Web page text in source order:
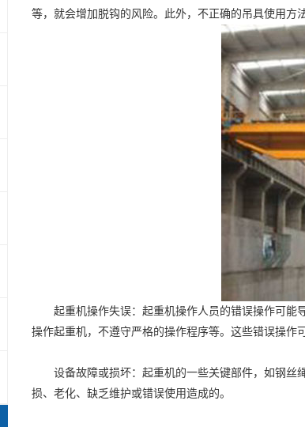
等，就会增加脱钩的风险。此外，不正确的吊具使用方
起重机操作失误：起重机操作人员的错误操作可能
操作起重机，不遵守严格的操作程序等。这些错误操作
设备故障或损坏：起重机的一些关键部件，如钢丝
损、老化、缺乏维护或错误使用造成的。